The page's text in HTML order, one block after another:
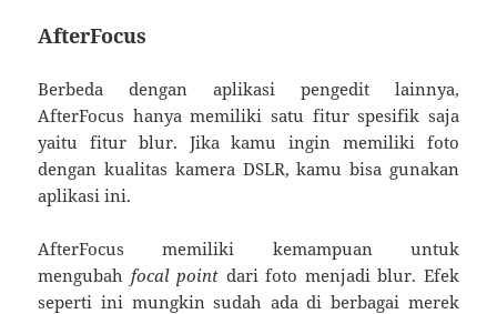
AfterFocus
Berbeda dengan aplikasi pengedit lainnya,
AfterFocus hanya memiliki satu fitur spesifik saja
yaitu fitur blur. Jika kamu ingin memiliki foto
dengan kualitas kamera DSLR, kamu bisa gunakan
aplikasi ini.
AfterFocus memiliki kemampuan untuk
mengubah focal point dari foto menjadi blur. Efek
seperti ini mungkin sudah ada di berbagai merek